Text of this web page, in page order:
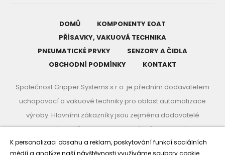
DOMŮ
KOMPONENTY EOAT
PŘÍSAVKY, VAKUOVÁ TECHNIKA
PNEUMATICKÉ PRVKY
SENZORY A ČIDLA
OBCHODNÍ PODMÍNKY
KONTAKT
Společnost Gripper Systems s.r.o. je předním dodavatelem
uchopovací a vakuové techniky pro oblast automatizace
výroby. Hlavními zákazníky jsou zejména dodavatelé
plastových dílů pro automobilový průmysl, kterým
poskytujeme komplexní služby při řešení manipulace a
K personalizaci obsahu a reklam, poskytování funkcí sociálních
médií a analýze naší návštěvnosti využíváme soubory cookie.